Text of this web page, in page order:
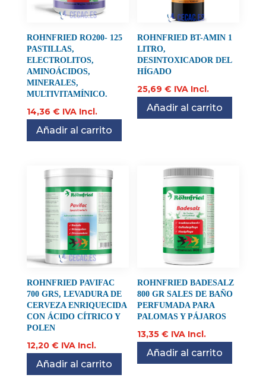
ROHNFRIED RO200- 125
PASTILLAS,
ELECTROLITOS,
AMINOÁCIDOS,
MINERALES,
MULTIVITAMÍNICO.
14,36 € IVA Incl.
Añadir al carrito
ROHNFRIED BT-AMIN 1
LITRO,
DESINTOXICADOR DEL
HÍGADO
25,69€ IVA Incl.
Añadir al carrito
ROHNFRIED PAVIFAC
700 GRS, LEVADURA DE
CERVEZA ENRIQUECIDA
CON ÁCIDO CÍTRICO Y
POLEN
12,20 € IVA Incl.
Añadir al carrito
ROHNFRIED BADESALZ
800 GR SALES DE BAÑO
PERFUMADA PARA
PALOMAS Y PÁJAROS
13,35€ IVA Incl.
Añadir al carrito